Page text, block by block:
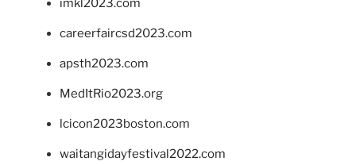
imkl2023.com
careerfaircsd2023.com
apsth2023.com
MedItRio2023.org
lcicon2023boston.com
waitangidayfestival2022.com